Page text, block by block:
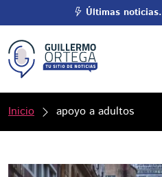
Últimas noticias.
Inicio apoyo a adultos